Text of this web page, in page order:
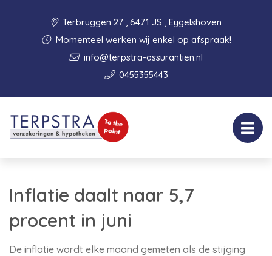
Terbruggen 27 , 6471 JS , Eygelshoven
Momenteel werken wij enkel op afspraak!
info@terpstra-assurantien.nl
0455355443
Inflatie daalt naar 5,7
procent in juni
De inflatie wordt elke maand gemeten als de stijging